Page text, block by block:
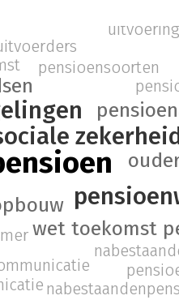
wet toekomst
pensioensoorten